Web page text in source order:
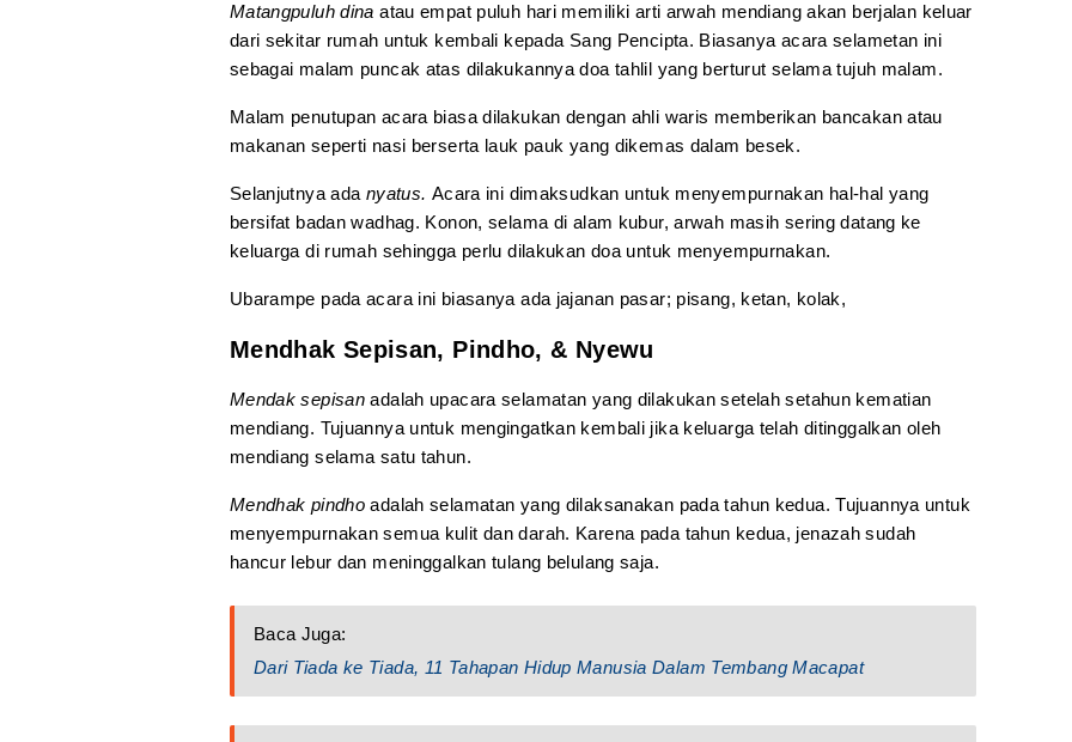
Matangpuluh dina atau empat puluh hari memiliki arti arwah mendiang akan berjalan keluar
dari sekitar rumah untuk kembali kepada Sang Pencipta. Biasanya acara selametan ini
sebagai malam puncak atas dilakukannya doa tahlil yang berturut selama tujuh malam.
Malam penutupan acara biasa dilakukan dengan ahli waris memberikan bancakan atau
makanan seperti nasi berserta lauk pauk yang dikemas dalam besek.
Selanjutnya ada nyatus. Acara ini dimaksudkan untuk menyempurnakan hal-hal yang
bersifat badan wadhag. Konon, selama di alam kubur, arwah masih sering datang ke
keluarga di rumah sehingga perlu dilakukan doa untuk menyempurnakan.
Ubarampe pada acara ini biasanya ada jajanan pasar; pisang, ketan, kolak,
Mendhak Sepisan, Pindho, & Nyewu
Mendak sepisan adalah upacara selamatan yang dilakukan setelah setahun kematian
mendiang. Tujuannya untuk mengingatkan kembali jika keluarga telah ditinggalkan oleh
mendiang selama satu tahun.
Mendhak pindho adalah selamatan yang dilaksanakan pada tahun kedua. Tujuannya untuk
menyempurnakan semua kulit dan darah. Karena pada tahun kedua, jenazah sudah
hancur lebur dan meninggalkan tulang belulang saja.
Baca Juga:
Dari Tiada ke Tiada, 11 Tahapan Hidup Manusia Dalam Tembang Macapat